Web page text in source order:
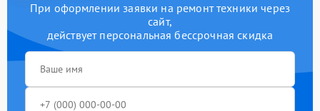
При оформлении заявки на ремонт техники через
сайт,
действует персональная бессрочная скидка